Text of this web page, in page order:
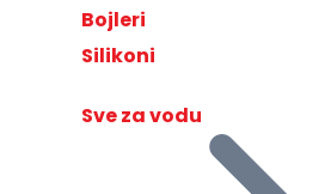
Bojleri
Silikoni
Sve za vodu